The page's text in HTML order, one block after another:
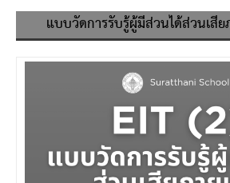
แบบวัดการรับรู้ผู้มีส่วนได้ส่วนเสี